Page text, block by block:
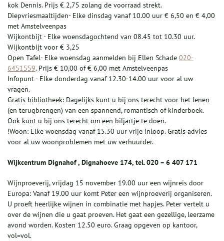
kok Dennis. Prijs € 2,75 zolang de voorraad strekt.
Diepvriesmaaltijden- Elke dinsdag vanaf 10.00 uur € 6,50 en € 4,00
met Amstelveenpas
Wijkontbijt - Elke woensdagochtend van 08.45 tot 10.30 uur.
Wijkontbijt voor € 3,25
Open Tafel- Elke woensdag aanmelden bij Ellen Schade 020-
6451559. Prijs € 10,00 of € 6,00 met Amstelveenpas
Infopunt - Elke donderdag vanaf 12.30-14.00 uur voor al uw
vragen.
Gratis bibliotheek: Dagelijks kunt u bij ons terecht voor het lenen
(en terugbrengen) van een spannend, romantisch of kinderboek.
Ook kunt u bij ons terecht om een biljartje te doen.
!Woon: Elke woensdag vanaf 15.30 uur vrije inloop. Gratis advies
voor al uw woonproblemen met uw verhuurder.
Wijkcentrum Dignahof , Dignahoeve 174, tel. 020 – 6 407 171
Wijnproeverij, vrijdag 15 november 19.00 uur een wijnreis door
Europa: Vanaf 19.00 uur komt Peter een wijnproeverij organiseren.
U proeft heerlijke wijnen in combinatie met hapjes. Peter vertelt u
over de wijnen die u gaat proeven. Het gaat een gezellige, leerzame
avond worden. Kosten 12.50 euro. Graag opgeven op kantoor,
vol=vol.